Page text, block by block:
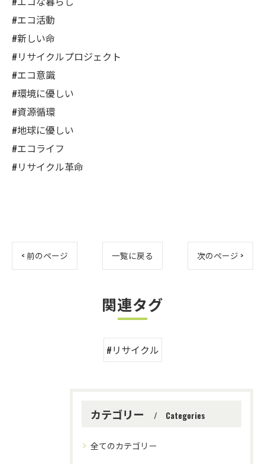
#エコ活動
#新しい命
#リサイクルプロジェクト
#エコ意識
#環境に優しい
#資源循環
#地球に優しい
#エコライフ
#リサイクル革命
< 前のページ 一覧に戻る 次のページ >
関連タグ
#リサイクル
カテゴリー Categories
全てのカテゴリー